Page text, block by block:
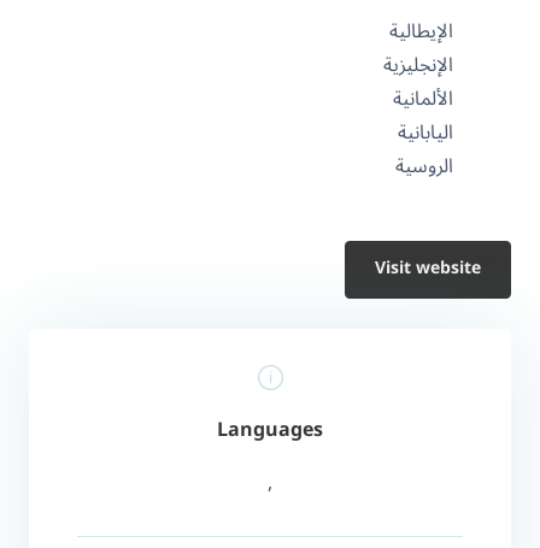
الإيطالية
الإنجليزية
الألمانية
اليابانية
الروسية
Visit website
Languages
,